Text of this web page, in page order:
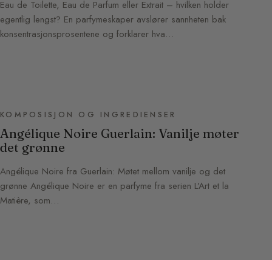
Eau de Toilette, Eau de Parfum eller Extrait – hvilken holder
egentlig lengst? En parfymeskaper avslører sannheten bak
konsentrasjonsprosentene og forklarer hva…
KOMPOSISJON OG INGREDIENSER
Angélique Noire Guerlain: Vanilje møter
det grønne
Angélique Noire fra Guerlain: Møtet mellom vanilje og det
grønne Angélique Noire er en parfyme fra serien L’Art et la
Matière, som…